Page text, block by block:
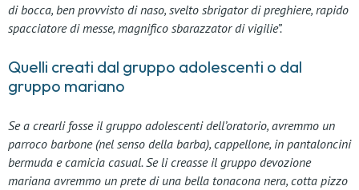
di bocca, ben provvisto di naso, svelto sbrigator di preghiere, rapido
spacciatore di messe, magnifico sbarazzator di vigilie”.
Quelli creati dal gruppo adolescenti o dal
gruppo mariano
Se a crearli fosse il gruppo adolescenti dell’oratorio, avremmo un
parroco barbone (nel senso della barba), cappellone, in pantaloncini
bermuda e camicia casual. Se li creasse il gruppo devozione
mariana avremmo un prete di una bella tonacona nera, cotta pizzo